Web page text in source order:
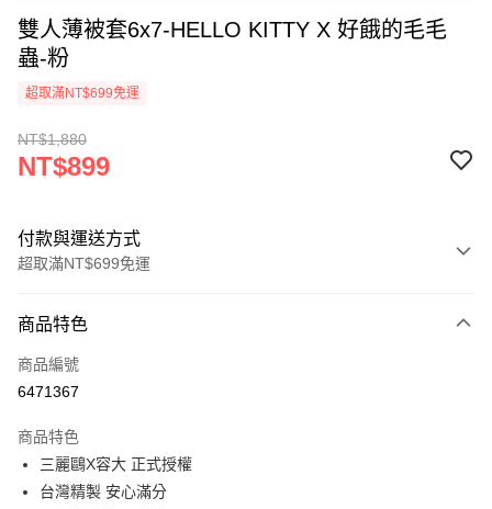
雙人薄被套6x7-HELLO KITTY X 好餓的毛毛
蟲-粉
超取滿NT$699免運
NT$1,880
NT$899
付款與運送方式
超取滿NT$699免運
信用卡一次付款
超商取貨付款
Apple Pay
街口支付
商品特色
商品編號
6471367
商品特色
三麗鷗X容大 正式授權
台灣精製 安心滿分